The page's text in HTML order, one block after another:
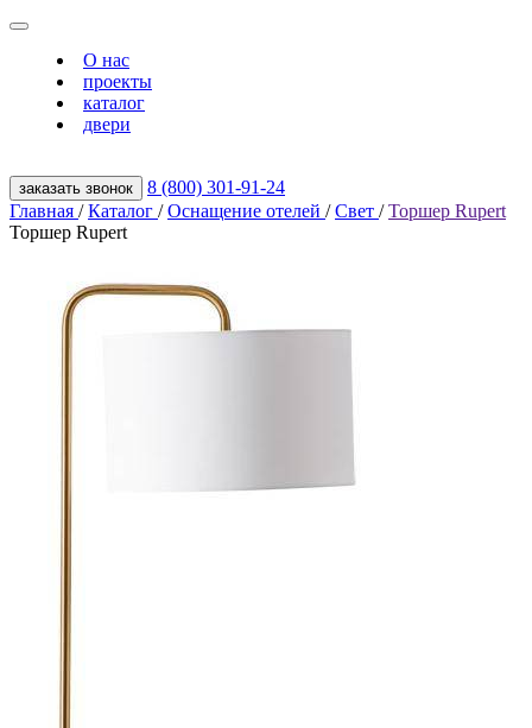
О нас
проекты
каталог
двери
заказать звонок
8 (800) 301‑91‑24
Главная / Каталог / Оснащение отелей / Свет / Торшер Rupert
Торшер Rupert